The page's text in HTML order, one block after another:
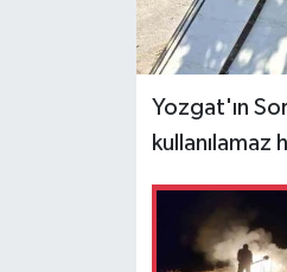
Yozgat'ın